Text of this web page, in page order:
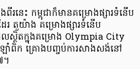
ពីរ​នេះ កម្ពុជា​ក៏​មាន​គម្រោង​ផ្សារ​ទំនើប​
រ តួយ៉ាង គម្រោង​ផ្សារ​ទំនើប
ស្ថិត​ក្នុង​គម្រោង Olympia City
ាំពិក គ្រោង​បញ្ចប់​ការ​សាងសង់​នៅ​
។